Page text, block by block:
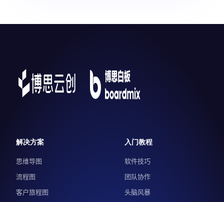
解决方案
思维导图
流程图
客户旅程图
入门教程
软件技巧
团队协作
头脑风暴